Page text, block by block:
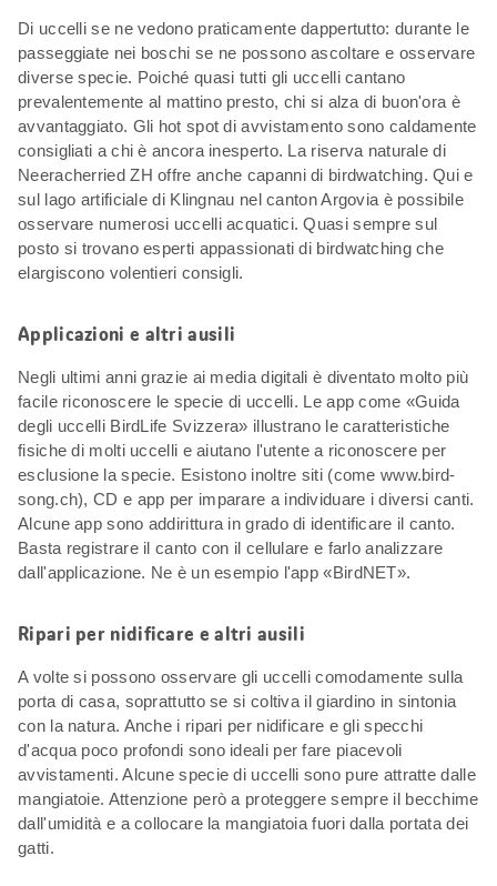
Di uccelli se ne vedono praticamente dappertutto: durante le
passeggiate nei boschi se ne possono ascoltare e osservare
diverse specie. Poiché quasi tutti gli uccelli cantano
prevalentemente al mattino presto, chi si alza di buon'ora è
avvantaggiato. Gli hot spot di avvistamento sono caldamente
consigliati a chi è ancora inesperto. La riserva naturale di
Neeracherried ZH offre anche capanni di birdwatching. Qui e
sul lago artificiale di Klingnau nel canton Argovia è possibile
osservare numerosi uccelli acquatici. Quasi sempre sul
posto si trovano esperti appassionati di birdwatching che
elargiscono volentieri consigli.
Applicazioni e altri ausili
Negli ultimi anni grazie ai media digitali è diventato molto più
facile riconoscere le specie di uccelli. Le app come «Guida
degli uccelli BirdLife Svizzera» illustrano le caratteristiche
fisiche di molti uccelli e aiutano l'utente a riconoscere per
esclusione la specie. Esistono inoltre siti (come www.bird-
song.ch), CD e app per imparare a individuare i diversi canti.
Alcune app sono addirittura in grado di identificare il canto.
Basta registrare il canto con il cellulare e farlo analizzare
dall'applicazione. Ne è un esempio l'app «BirdNET».
Ripari per nidificare e altri ausili
A volte si possono osservare gli uccelli comodamente sulla
porta di casa, soprattutto se si coltiva il giardino in sintonia
con la natura. Anche i ripari per nidificare e gli specchi
d'acqua poco profondi sono ideali per fare piacevoli
avvistamenti. Alcune specie di uccelli sono pure attratte dalle
mangiatoie. Attenzione però a proteggere sempre il becchime
dall'umidità e a collocare la mangiatoia fuori dalla portata dei
gatti.